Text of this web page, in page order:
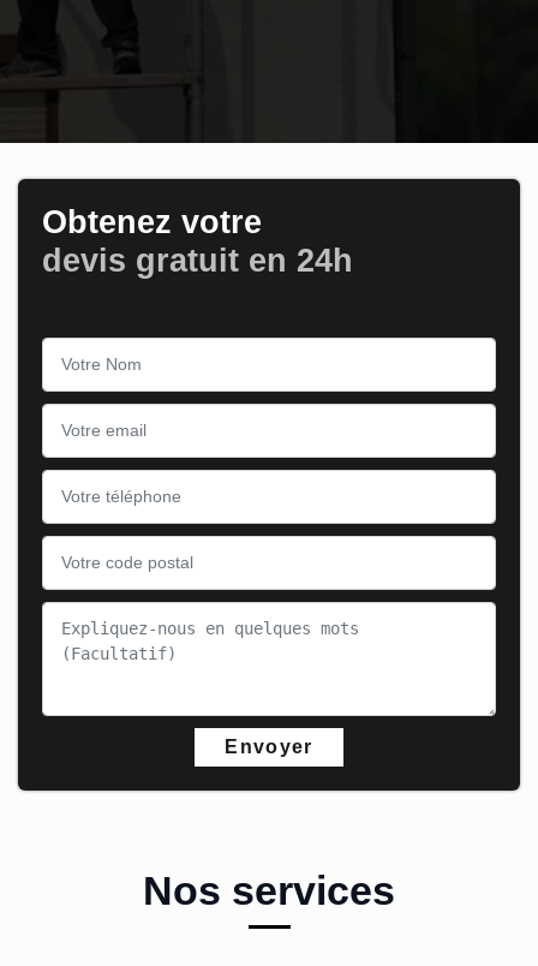
Obtenez votre
devis gratuit en 24h
Nos services